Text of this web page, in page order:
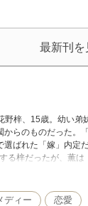
最新刊を
梓、15歳。幼い
からのものだった
ばれた「嫁」内
梓だったが、薫
ディー 恋愛